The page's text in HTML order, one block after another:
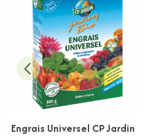
Engrais Universel CP Jardin